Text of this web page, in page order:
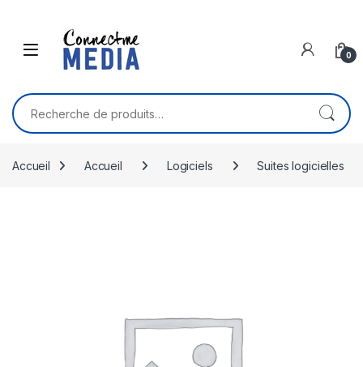
0
Recherche pour :
Accueil Accueil Logiciels Suites logicielles